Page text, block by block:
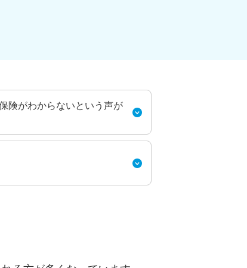
険がわからないという声が